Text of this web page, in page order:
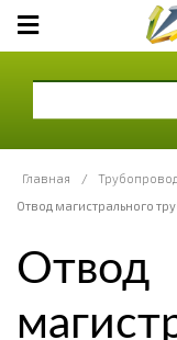
Главная /
Отвод магистрального
Отвод